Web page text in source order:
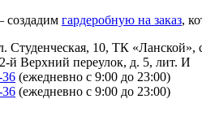
создадим гардеробную на заказ,
10, ТК «Ланской»,
й Верхний переулок, д. 5, лит. И
36 (ежедневно с 9:00 до 23:00)
36 (ежедневно с 9:00 до 23:00)